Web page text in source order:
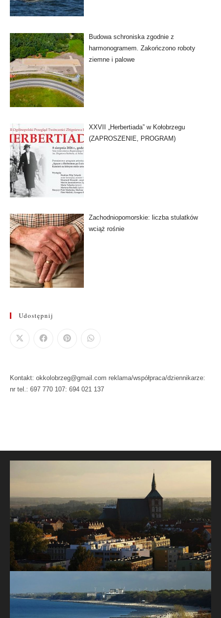
Budowa schroniska zgodnie z
harmonogramem. Zakończono roboty
ziemne i palowe
XXVII „Herbertiada” w Kołobrzegu
(ZAPROSZENIE, PROGRAM)
Zachodniopomorskie: liczba stulatków
wciąż rośnie
Udostępnij
Kontakt: okkolobrzeg@gmail.com reklama/współpraca/dziennikarze:
nr tel.: 697 770 107: 694 021 137